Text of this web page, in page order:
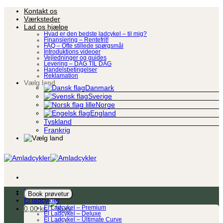
Fortsæt
indhold
Kontakt os
Værksteder
Lad os hjælpe
Hvad er den bedste ladcykel – til mig?
Finansiering – Rentefrit!
FAQ – Ofte stillede spørgsmål
Introduktions videoer
Vejledninger og guides
Levering – DAG TIL DAG
Handelsbetingelser
Reklamation
Vælg land
Danmark
Sverige
Norge
England
Tyskland
Frankrig
Book prøvetur
0,00kr.
Ladcykel
El ladcykler
El Ladcykel – Premium
El Ladcykel – Deluxe
El Ladcykel – Ultimate Curve